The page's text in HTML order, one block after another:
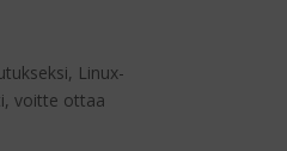
Linux-
voitte ottaa